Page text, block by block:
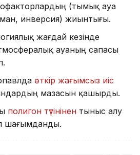
(тымық ауа
инверсия) жиынтығы.
жағдай кезінде
ауаның сапасы
өткір жағымсыз иіс
мазасын қашырды.
полигон түтінінен тыныс алу
шағымданды.